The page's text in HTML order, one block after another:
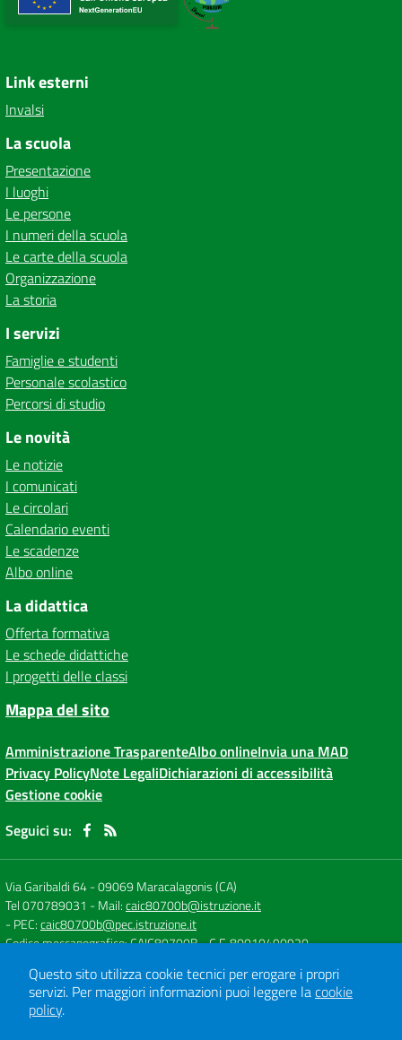
Link esterni
Invalsi
La scuola
Presentazione
I luoghi
Le persone
I numeri della scuola
Le carte della scuola
Organizzazione
La storia
I servizi
Famiglie e studenti
Personale scolastico
Percorsi di studio
Le novità
Le notizie
I comunicati
Le circolari
Calendario eventi
Le scadenze
Albo online
La didattica
Offerta formativa
Le schede didattiche
I progetti delle classi
Mappa del sito
Amministrazione TrasparenteAlbo onlineInvia una MAD
Privacy PolicyNote LegaliDichiarazioni di accessibilità
Gestione cookie
Seguici su:
Via Garibaldi 64-09069 Maracalagonis (CA)
Tel 070789031 - Mail:caic80700b@istruzione.it
- PEC:caic80700b@pec.istruzione.it
Codice meccanografico: CAIC80700B- C.F. 80010490920
Concept & Design by
Designers Italia
Questo sito utilizza cookie tecnici per erogare i propri
servizi. Per maggiori informazioni puoi leggere lacookie
policy.